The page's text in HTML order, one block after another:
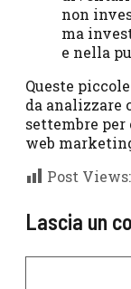
non
ma
e nella
Queste
da analizzare
settembre
web
Post Views:
Lascia un